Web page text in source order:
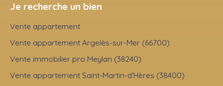
Je recherche un bien
Vente appartement
Vente appartement Argelès-sur-Mer (66700)
Vente immobilier pro Meylan (38240)
Vente appartement Saint-Martin-d'Hères (38400)